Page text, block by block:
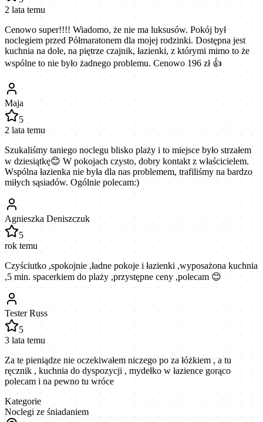
2 lata temu
Cenowo super!!!! Wiadomo, że nie ma luksusów. Pokój był
noclegiem przed Półmaratonem dla mojej rodzinki. Dostępna jest
kuchnia na dole, na piętrze czajnik, łazienki, z którymi mimo to że
wspólne to nie było żadnego problemu. Cenowo 196 zł 👍
Maja
5
2 lata temu
Szukaliśmy taniego noclegu blisko plaży i to miejsce było strzałem
w dziesiątkę😊 W pokojach czysto, dobry kontakt z właścicielem.
Wspólna łazienka nie była dla nas problemem, trafiliśmy na bardzo
miłych sąsiadów. Ogólnie polecam:)
Agnieszka Deniszczuk
5
rok temu
Czyściutko ,spokojnie ,ładne pokoje i łazienki ,wyposażona kuchnia
,5 min. spacerkiem do plaży ,przystępne ceny ,polecam 😊
Tester Russ
5
3 lata temu
Za te pieniądze nie oczekiwałem niczego po za łóżkiem , a tu
ręcznik , kuchnia do dyspozycji , mydełko w łazience gorąco
polecam i na pewno tu wróce
Kategorie
Noclegi ze śniadaniem